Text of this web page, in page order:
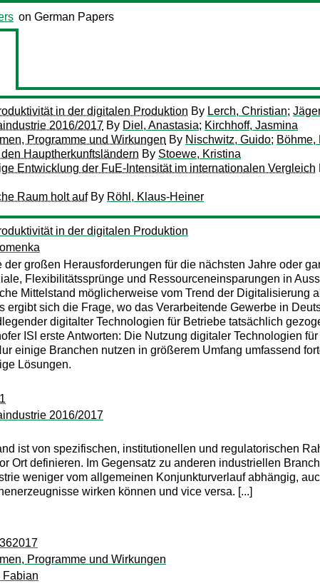
on German Papers
in der digitalen Produktion By Lerch, Christian;
2016/2017 By Diel, Anastasia; Kirchhoff, Jasmina
Programme und Wirkungen By Nischwitz, Guido; Böhme,
Hauptherkunftsländern By Stoewe, Kristina
Entwicklung der FuE-Intensität im internationalen Vergleich
Raum holt aufBy Röhl, Klaus-Heiner
in der digitalen Produktion
großen Herausforderungen für die nächsten Jahre oder
Flexibilitätssprünge und Ressourceneinsparungen in
Mittelstand möglicherweise vom Trend der Digitalisierung
sich die Frage, wo das Verarbeitende Gewerbe in
digitalter Technologien für Betriebe tatsächlich
ISI erste Antworten: Die Nutzung digitaler Technologien
einige Branchen nutzen in größerem Umfang umfassend
Lösungen.
2016/2017
ist von spezifischen, institutionellen und regulatorischen
Ort definieren. Im Gegensatz zu anderen industriellen
weniger vom allgemeinen Konjunkturverlauf abhängig,
wirken können und vice versa. [...]
Programme und Wirkungen
Fabian